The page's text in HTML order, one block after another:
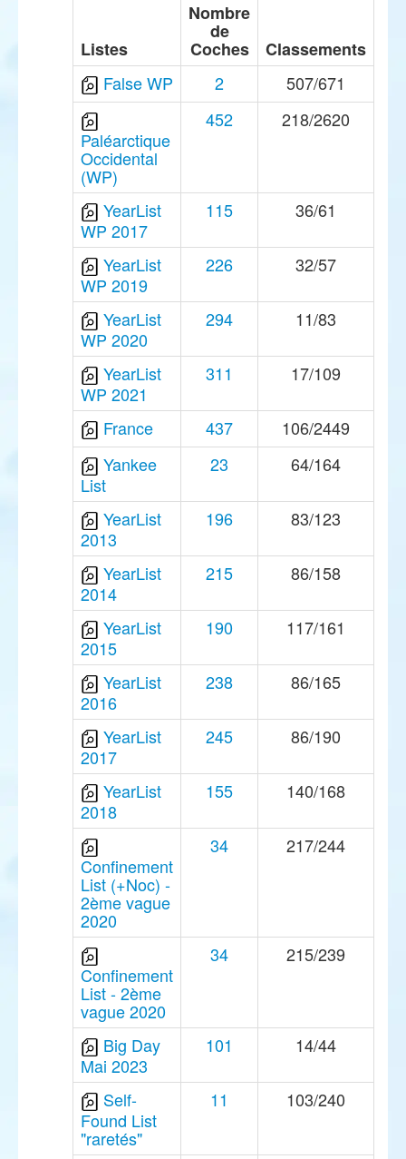
Listes
Nombre
de
Coches
Classements
False WP
2 507/671
Paléarctique
Occidental
(WP)
452 218/2620
YearList
WP 2017
115 36/61
YearList
WP 2019
226 32/57
YearList
WP 2020
294 11/83
YearList
WP 2021
311 17/109
France 437
106/2449
Yankee
List
23 64/164
YearList
2013
196 83/123
YearList
2014
215 86/158
YearList
2015
190 117/161
YearList
2016
238 86/165
YearList
2017
245 86/190
YearList
2018
155 140/168
Confinement
List (+Noc) -
2ème vague
2020
34 217/244
Confinement
List - 2ème
vague 2020
34 215/239
Big Day
Mai 2023
101 14/44
Self-
Found List
"raretés"
11 103/240